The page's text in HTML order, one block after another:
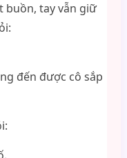
buồn, tay vẫn giữ
đến được cô sắp